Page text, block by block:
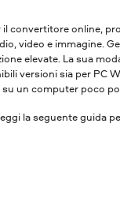
convertitore online,
video e immagine.
elevate. La sua
versioni sia per PC
un computer poco
la seguente guida